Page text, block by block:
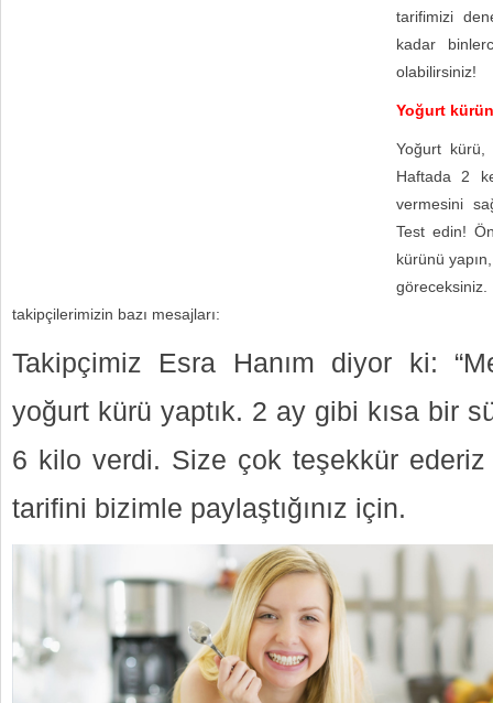
tarifimizi
kadar
olabilirsiniz!
Yoğurt
Yoğurt kürü,
Haftada 2
vermesini
Test edin!
kürünü
göreceksiniz.
takipçilerimizin bazı mesajları:
Takipçimiz Esra Hanım diyor ki:
yoğurt kürü yaptık. 2 ay gibi kısa bir
6 kilo verdi. Size çok teşekkür
tarifini bizimle paylaştığınız için.